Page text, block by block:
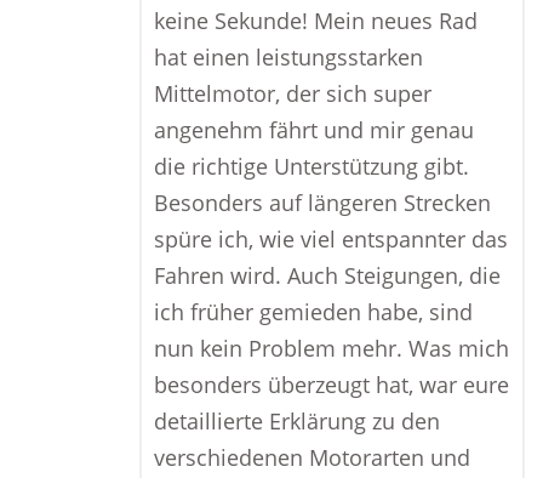
keine Sekunde! Mein neues Rad
hat einen leistungsstarken
Mittelmotor, der sich super
angenehm fährt und mir genau
die richtige Unterstützung gibt.
Besonders auf längeren Strecken
spüre ich, wie viel entspannter das
Fahren wird. Auch Steigungen, die
ich früher gemieden habe, sind
nun kein Problem mehr. Was mich
besonders überzeugt hat, war eure
detaillierte Erklärung zu den
verschiedenen Motorarten und